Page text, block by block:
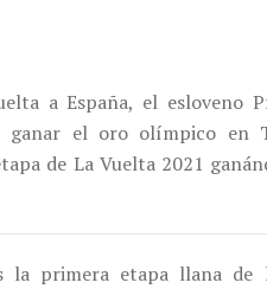
a España, el esloveno
ganar el oro olímpico en
de La Vuelta 2021
la primera etapa llana de